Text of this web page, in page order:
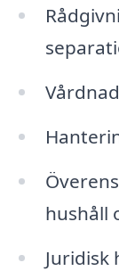
hushåll
Juridisk